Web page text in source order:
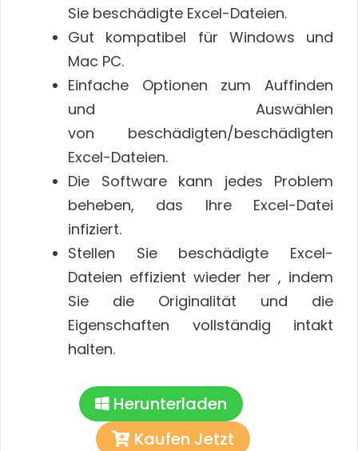
Sie beschädigte Excel-Dateien.
Gut kompatibel für Windows und
Mac PC.
Einfache Optionen zum Auffinden
und Auswählen
von beschädigten/beschädigten
Excel-Dateien.
Die Software kann jedes Problem
beheben, das Ihre Excel-Datei
infiziert.
Stellen Sie beschädigte Excel-
Dateien effizient wieder her , indem
Sie die Originalität und die
Eigenschaften vollständig intakt
halten.
Herunterladen
Kaufen Jetzt